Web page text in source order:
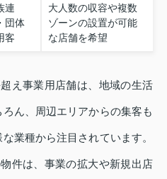
連
団体
客
大人数の収容や複数
ゾーンの設置が可能
な店舗を希望
え事業用店舗は、地域の生活
ん、周辺エリアからの集客も
業種から注目されています。
件は、事業の拡大や新規出店